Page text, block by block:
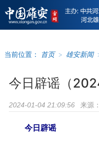
当前位置： 首页 > 雄安新闻
今日辟谣（
2024-01-04 21:09:56 来源：
今日辟谣